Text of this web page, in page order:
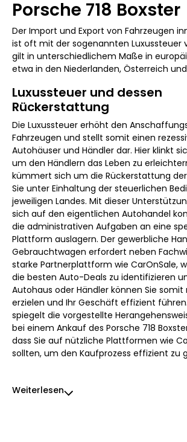
Porsche 718 Boxster
Der Import und Export von Fahrzeugen
ist oft mit der sogenannten Luxussteuer
gilt in unterschiedlichem Maße in
etwa in den Niederlanden, Österreich
Luxussteuer und dessen
Rückerstattung
Die Luxussteuer erhöht den
Fahrzeugen und stellt somit einen
Autohäuser und Händler dar. Hier klinkt
um den Händlern das Leben zu
kümmert sich um die Rückerstattung
Sie unter Einhaltung der steuerlichen
jeweiligen Landes. Mit dieser
sich auf den eigentlichen Autohandel
die administrativen Aufgaben an eine
Plattform auslagern. Der gewerbliche
Gebrauchtwagen erfordert neben
starke Partnerplattform wie CarOnSale,
die besten Auto-Deals zu identifizieren
Autohaus oder Händler können Sie somit
erzielen und Ihr Geschäft effizient
spiegelt die vorgestellte
bei einem Ankauf des Porsche 718
dass Sie auf nützliche Plattformen wie
sollten, um den Kaufprozess effizient zu
Weiterlesen